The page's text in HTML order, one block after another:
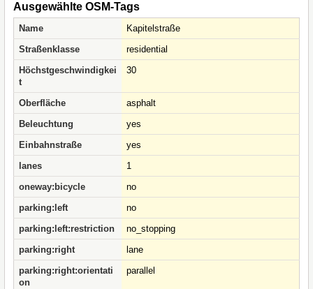
Ausgewählte OSM-Tags
Name
Kapitelstraße
Straßenklasse
residential
Höchstgeschwindigkei
t
30
Oberfläche
asphalt
Beleuchtung
yes
Einbahnstraße
yes
lanes
1
oneway:bicycle
no
parking:left
no
parking:left:restriction
no_stopping
parking:right
lane
parking:right:orientati
on
parallel